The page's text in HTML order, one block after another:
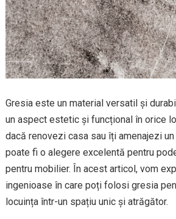
Gresia este un material versatil și
un aspect estetic și funcțional în orice
dacă renovezi casa sau îți amenajezi
poate fi o alegere excelentă pentru
pentru mobilier. În acest articol, vom
ingenioase în care poți folosi gresia
locuința într-un spațiu unic și atrăgător.